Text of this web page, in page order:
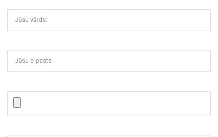
Jūsu vārds:
Jūsu e-pasts